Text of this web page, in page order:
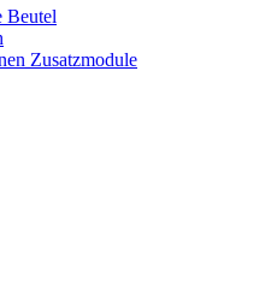
Beutel
Zusatzmodule